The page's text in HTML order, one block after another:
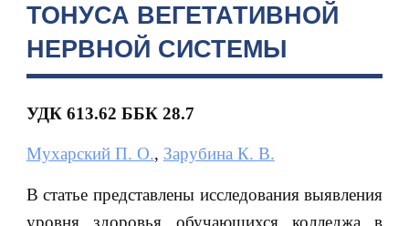
ТОНУСА ВЕГЕТАТИВНОЙ
НЕРВНОЙ СИСТЕМЫ
УДК 613.62 ББК 28.7
Мухарский П. О., Зарубина К. В.
В статье представлены исследования выявления
уровня здоровья обучающихся колледжа в